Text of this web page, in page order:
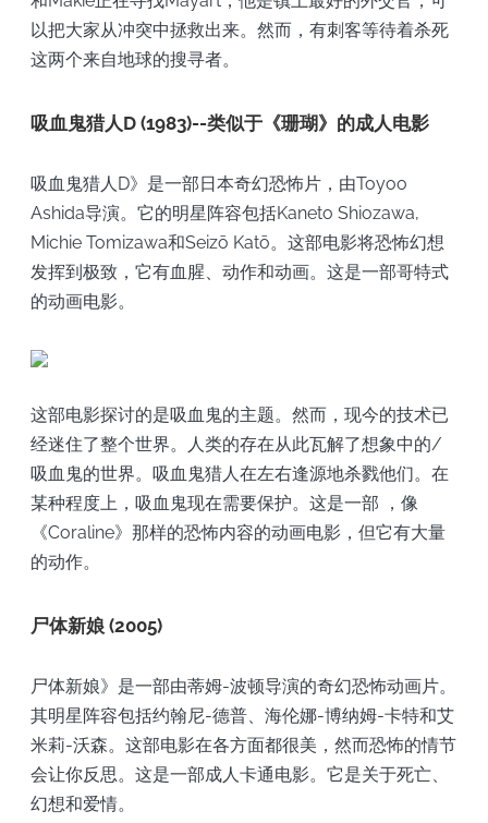
以把大家从冲突中拯救出来。然而，有刺客等待着杀死
这两个来自地球的搜寻者。
吸血鬼猎人D (1983)--类似于《珊瑚》的成人电影
吸血鬼猎人D》是一部日本奇幻恐怖片，由Toyoo
Ashida导演。它的明星阵容包括Kaneto Shiozawa,
Michie Tomizawa和Seizō Katō。这部电影将恐怖幻想
发挥到极致，它有血腥、动作和动画。这是一部哥特式
的动画电影。
这部电影探讨的是吸血鬼的主题。然而，现今的技术已
经迷住了整个世界。人类的存在从此瓦解了想象中的/
吸血鬼的世界。吸血鬼猎人在左右逢源地杀戮他们。在
某种程度上，吸血鬼现在需要保护。这是一部
，像
《Coraline》那样的恐怖内容的动画电影，但它有大量
的动作。
尸体新娘 (2005)
尸体新娘》是一部由蒂姆-波顿导演的奇幻恐怖动画片。
其明星阵容包括约翰尼-德普、海伦娜-博纳姆-卡特和艾
米莉-沃森。这部电影在各方面都很美，然而恐怖的情节
会让你反思。这是一部成人卡通电影。它是关于死亡、
幻想和爱情。